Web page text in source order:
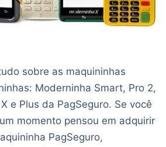
sobre as maquininhas
Moderninha Smart, Pro 2,
e Plus da PagSeguro. Se você
momento pensou em adquirir
PagSeguro,